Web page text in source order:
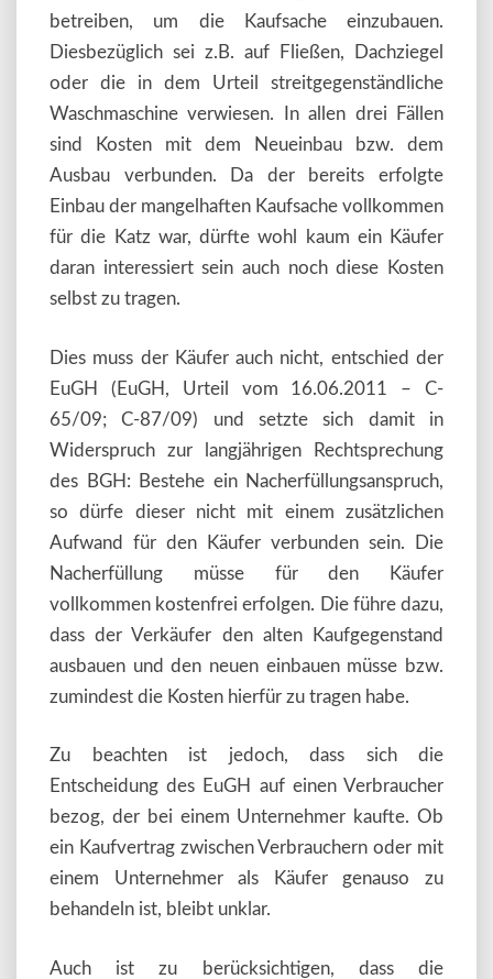
betreiben, um die Kaufsache einzubauen.
Diesbezüglich sei z.B. auf Fließen, Dachziegel
oder die in dem Urteil streitgegenständliche
Waschmaschine verwiesen. In allen drei Fällen
sind Kosten mit dem Neueinbau bzw. dem
Ausbau verbunden. Da der bereits erfolgte
Einbau der mangelhaften Kaufsache vollkommen
für die Katz war, dürfte wohl kaum ein Käufer
daran interessiert sein auch noch diese Kosten
selbst zu tragen.
Dies muss der Käufer auch nicht, entschied der
EuGH (EuGH, Urteil vom 16.06.2011 – C-
65/09; C-87/09) und setzte sich damit in
Widerspruch zur langjährigen Rechtsprechung
des BGH: Bestehe ein Nacherfüllungsanspruch,
so dürfe dieser nicht mit einem zusätzlichen
Aufwand für den Käufer verbunden sein. Die
Nacherfüllung müsse für den Käufer
vollkommen kostenfrei erfolgen. Die führe dazu,
dass der Verkäufer den alten Kaufgegenstand
ausbauen und den neuen einbauen müsse bzw.
zumindest die Kosten hierfür zu tragen habe.
Zu beachten ist jedoch, dass sich die
Entscheidung des EuGH auf einen Verbraucher
bezog, der bei einem Unternehmer kaufte. Ob
ein Kaufvertrag zwischen Verbrauchern oder mit
einem Unternehmer als Käufer genauso zu
behandeln ist, bleibt unklar.
Auch ist zu berücksichtigen, dass die